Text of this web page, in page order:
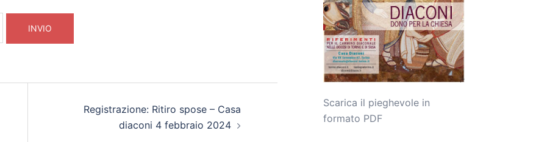
Registrazione: Ritiro spose – Casa
diaconi 4 febbraio 2024
Scarica il pieghevole in
formato PDF